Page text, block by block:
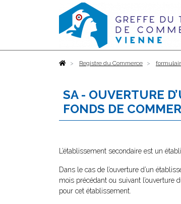
AccueilRegistre du Commerce
SA - OUVERTURE
FONDS DE
L’établissement secondaire est un
Dans le cas de l’ouverture d’un
mois précédant ou suivant
pour cet établissement.